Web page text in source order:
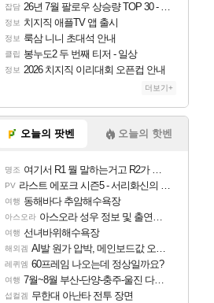
잡담 26년 7월 팔로우 상승량 TOP 30 - 월간 치지직
정보 치지직 애플TV 앱 출시
정보 룩삼 니니 초대석 안내
클립 봉누도2 두 번째 티저 - 일상
정보 2026 치지직 이리대회 오픈컵 안내
더보기+
오늘의 팟벤 오늘의 핫벤
명조 여기서 R1 뭘 말하는거고 R2가 뭘말하는걸까요?
PV 라스트 에포크 시즌5 - 서리화신의 분노 티저
여행 동해바다 추암해수욕장
아스오라 아스오라 성우 정보 및 출연작 모음
여행 선녀바위해수욕장
해외겜 AI발 원가 압박, 메인보드값 오르나
레퀴엠 60프레임 나오는데 정상일까요?
여행 7월~8월 부산-단양-충주-울진 다녀왔어요~
섭컬겜 무한대 아난타 전투 장면